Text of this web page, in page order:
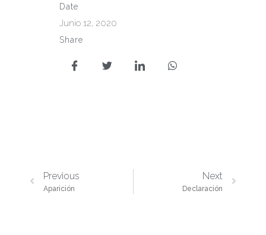
Date
Junio 12, 2020
Share
Previous
Aparición
Next
Declaración